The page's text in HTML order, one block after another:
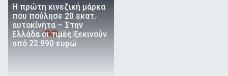
Η πρώτη κινεζική μάρκα
που πούλησε 20 εκατ.
αυτοκίνητα – Στην
Ελλάδα οι τιμές ξεκινούν
από 22.990 ευρώ